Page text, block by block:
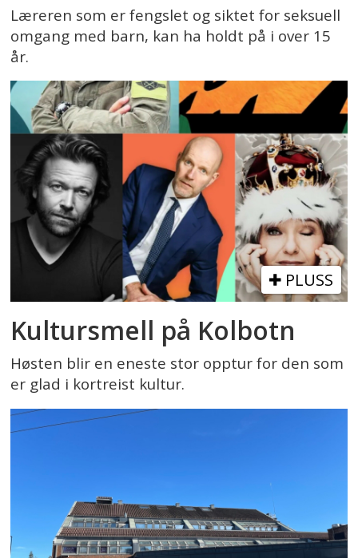
Læreren som er fengslet og siktet for seksuell
omgang med barn, kan ha holdt på i over 15
år.
PLUSS
Kultursmell på Kolbotn
Høsten blir en eneste stor opptur for den som
er glad i kortreist kultur.